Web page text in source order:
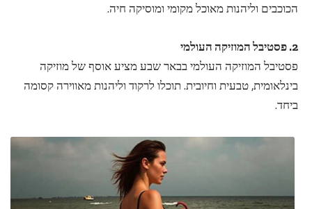
הכוכבים וליהנות מאוכל מקומי ומוסיקה חיה.
2. פסטיבל המוזיקה העולמי
פסטיבל המוזיקה העולמי בבאר שבע מציע אוסף של מוזיקה
בינלאומית, טבעית וחיובית. תוכלו לרקוד וליהנות מאווירה קסומה
ביחד.